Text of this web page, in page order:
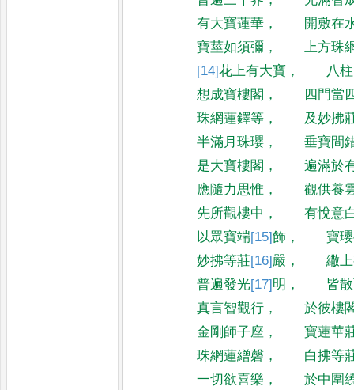
有大寶蓮華 ，
開敷在
寶莖如須彌 ，
上方珠
[14]花上有大寶 ，
八
想成寶樓閣 ，
四門當
珠網蓮鐸等 ，
及妙拂
半滿月珠瓔 ，
垂寶間
是大寶樓閣 ，
遍滿於
應隨力思惟 ，
觀供養
先所觀樓中 ，
有悅意
以眾寶端[15]飾 ，
寶
妙拂等莊[16] 嚴 ，
繖
普遍發光[17] 明 ，
皆
真言智觀行 ，
於彼樓
金剛師子座 ，
寶蓮華
珠網蓮繒磬 ，
白拂等
一切欲喜樂 ，
於中圍